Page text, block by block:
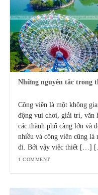
Những nguyên tắc trong
Công viên là một không
động vui chơi, giải trí, văn
các thành phố càng lớn và
nhiều và công viên cũng là
đi. Bởi vậy việc thiết […]
1 COMMENT